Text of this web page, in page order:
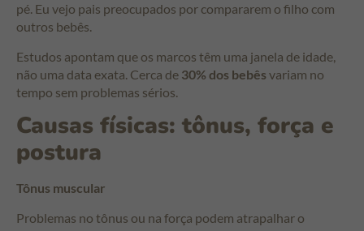
pé. Eu vejo pais preocupados por compararem o filho com
outros bebês.
Estudos apontam que os marcos têm uma janela de idade,
não uma data exata. Cerca de 30% dos bebês variam no
tempo sem problemas sérios.
Causas físicas: tônus, força e
postura
Tônus muscular
Problemas no tônus ou na força podem atrapalhar o